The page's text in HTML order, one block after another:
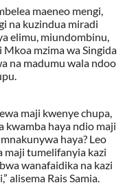
maeneo mengi,
na kuzindua miradi
elimu, miundombinu,
mzima wa Singida
na madumu wala ndoo
maji kwenye chupa,
kwamba haya ndio maji
haya? Leo
maji tumelifanyia kazi
wanafaidika na kazi
alisema Rais Samia.